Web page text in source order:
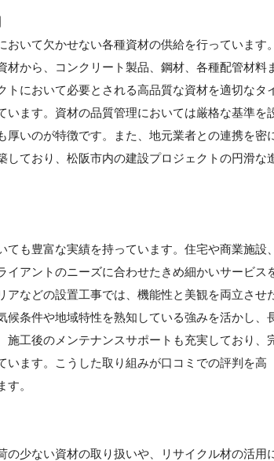
いて欠かせない各種資材の供給を行っています。
から、コンクリート製品、鋼材、各種配管材料
において必要とされる高品質な資材を適切なタ
ます。資材の品質管理においては厳格な基準を
いのが特徴です。また、地元業者との連携を密
ており、松阪市内の建設プロジェクトの円滑な
も豊富な実績を持っています。住宅や商業施設、
アントのニーズに合わせたきめ細かいサービス
などの設置工事では、機能性と美観を両立させ
条件や地域特性を熟知している強みを活かし、
工後のメンテナンスサポートも充実しており、
ます。こうした取り組みが口コミでの評判を高
。
少ない資材の取り扱いや、リサイクル材の活用